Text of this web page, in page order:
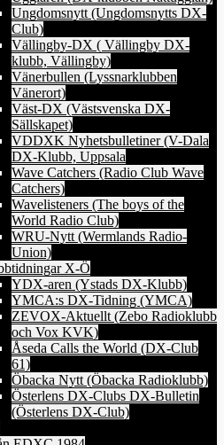
Ungdomsnytt (Ungdomsnytts DX-
Club)
Vällingby-DX ( Vällingby DX-
klubb, Vällingby)
Vänerbullen (Lyssnarklubben
Vänerort)
Väst-DX (Västsvenska DX-
Sällskapet)
VDDXK Nyhetsbulletiner (V-Dala
DX-Klubb, Uppsala
Wave Catchers (Radio Club Wave
Catchers)
Wavelisteners (The boys of the
World Radio Club)
WRU-Nytt (Wermlands Radio-
Union)
X-Ö
YDX-aren (Ystads DX-Klubb)
YMCA:s DX-Tidning (YMCA)
ZEVOX-Aktuellt (Zebo Radioklubb
och Vox KVK)
Åseda Calls the World (DX-Club
61)
Öbacka Nytt (Öbacka Radioklubb)
Österlens DX-Clubs DX-Bulletin
(Österlens DX-Club)